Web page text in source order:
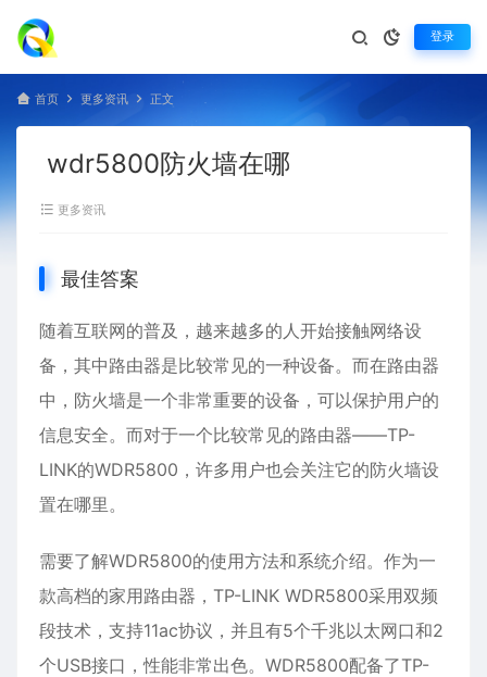
登录
首页 更多资讯 正文
wdr5800防火墙在哪
更多资讯
最佳答案
随着互联网的普及，越来越多的人开始接触网络设
备，其中路由器是比较常见的一种设备。而在路由器
中， 防火墙是一个非常重要的设备，可以保护用户的
信息安全。而对于一个比较常见的路由器——TP-
LINK的WDR5800，许多用户也会关注它的防火墙设
置在哪里。
需要了解WDR5800的使用方法和系统介绍。作为一
款高档的家用路由器，TP-LINK WDR5800采用双频
段技术，支持11ac协议，并且有5个千兆以太网口和2
个USB接口，性能非常出色。WDR5800配备了TP-